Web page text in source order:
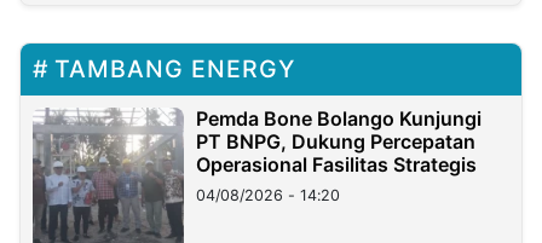
TAMBANG ENERGY
Pemda Bone Bolango Kunjungi
PT BNPG, Dukung Percepatan
Operasional Fasilitas Strategis
04/08/2026 - 14:20